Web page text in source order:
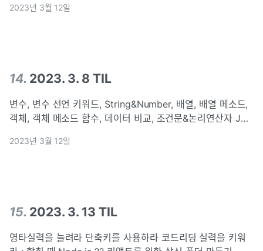
기나의 쇼핑몰 VSCode를 설치, HTML의 기본적인 내용을
2023년 3월 12일
14. 2023. 3. 8 TIL
변수, 변수 선언 키워드, String&Number, 배열, 배열 메소드,
객체, 객체 메소드 함수, 데이터 비교, 조건문&논리연산자 JS
우저 저장소 DOM조작, 이벤트, addEventLi
2023년 3월 12일
15. 2023. 3. 13 TIL
영타실력을 늘려라 단축키를 사용하라 코드리딩 실력을 키워